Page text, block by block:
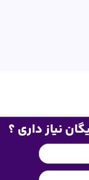
نیاز داری ؟